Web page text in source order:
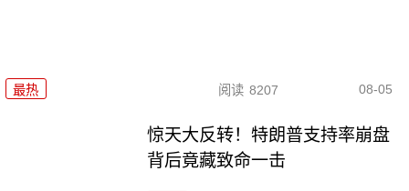
最热 阅读 8207 08-05
惊天大反转！特朗普支持率崩盘
背后竟藏致命一击